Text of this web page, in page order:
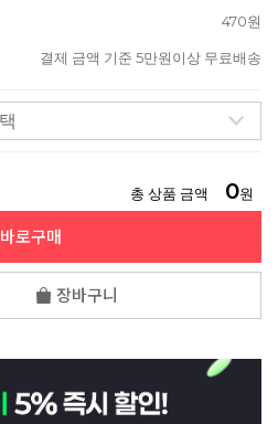
470원
결제 금액 기준 5만원이상 무료배송
총 상품 금액 0원
바로구매
장바구니